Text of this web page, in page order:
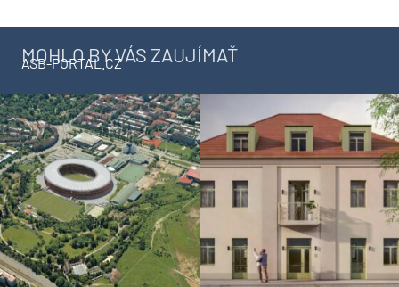
MOHLO BY VÁS ZAUJÍMAŤ
ASB-PORTAL.CZ